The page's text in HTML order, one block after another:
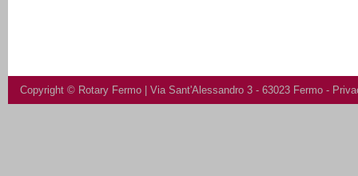
Copyright © Rotary Fermo | Via Sant'Alessandro 3 - 63023 Fermo -